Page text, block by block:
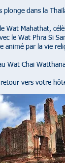
plonge dans la
Wat Mahathat,
le Wat Phra Si
animé par la vie
au Wat Chai
vers votre